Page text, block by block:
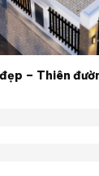
– Thiên